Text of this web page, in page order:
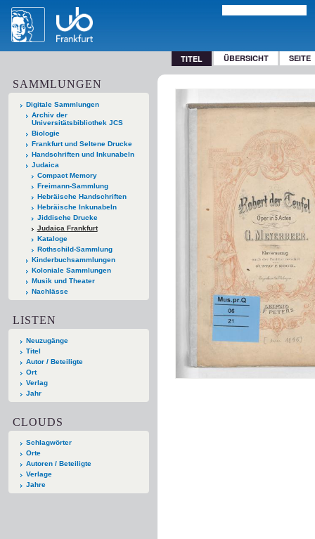
TITEL ÜBERSICHT SEITE
SAMMLUNGEN
Digitale Sammlungen
Archiv der
Universitätsbibliothek JCS
Biologie
Frankfurt und Seltene Drucke
Handschriften und Inkunabeln
Judaica
Compact Memory
Freimann-Sammlung
Hebräische Handschriften
Hebräische Inkunabeln
Jiddische Drucke
Judaica Frankfurt
Kataloge
Rothschild-Sammlung
Kinderbuchsammlungen
Koloniale Sammlungen
Musik und Theater
Nachlässe
LISTEN
Neuzugänge
Titel
Autor / Beteiligte
Ort
Verlag
Jahr
CLOUDS
Schlagwörter
Orte
Autoren / Beteiligte
Verlage
Jahre